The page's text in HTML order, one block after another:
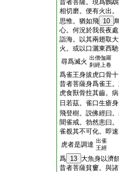
昔者菩薩。現爲鸚
相切磨。便有火出
思惟。猶如飛 10
心。何況於我長夜
詣海。以其兩翅取
火。或以口灑東西
尋爲滅火 出僧伽羅
刹經上卷
爲雀王身拔虎口骨
昔者菩薩身爲雀王
虎食獸骨拄其齒。
日若茲。雀口生瘡
飛登樹。説佛經曰
聞雀戒。勃然恚曰
雀覩其不可化。即
虎者是調達 出雀
王經
爲 13 大魚身以濟
昔者菩薩貧窶。與